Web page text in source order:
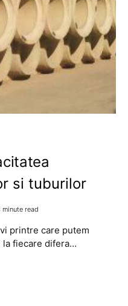
si tuburilor
minute read
printre care putem
la fiecare difera…